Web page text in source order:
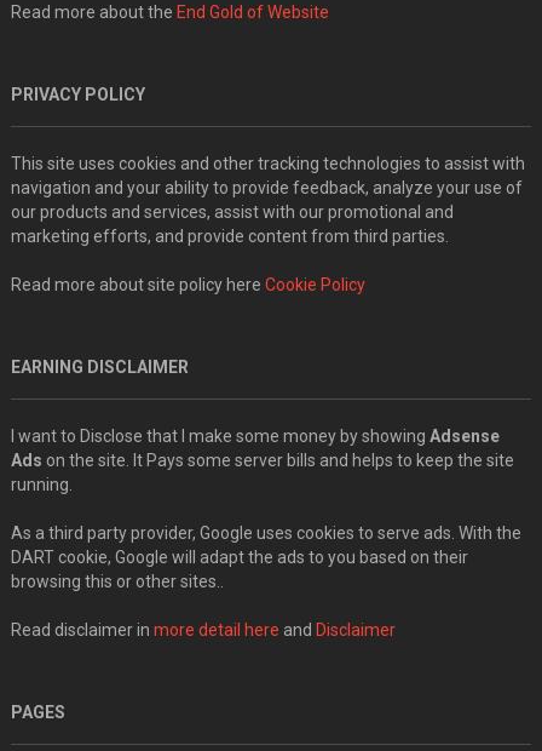
Read more about the End Gold of Website
PRIVACY POLICY
This site uses cookies and other tracking technologies to assist with
navigation and your ability to provide feedback, analyze your use of
our products and services, assist with our promotional and
marketing efforts, and provide content from third parties.
Read more about site policy here Cookie Policy
EARNING DISCLAIMER
I want to Disclose that I make some money by showing Adsense
Ads on the site. It Pays some server bills and helps to keep the site
running.
As a third party provider, Google uses cookies to serve ads. With the
DART cookie, Google will adapt the ads to you based on their
browsing this or other sites..
Read disclaimer in more detail here and Disclaimer
PAGES